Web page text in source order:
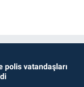
polis vatandaşları